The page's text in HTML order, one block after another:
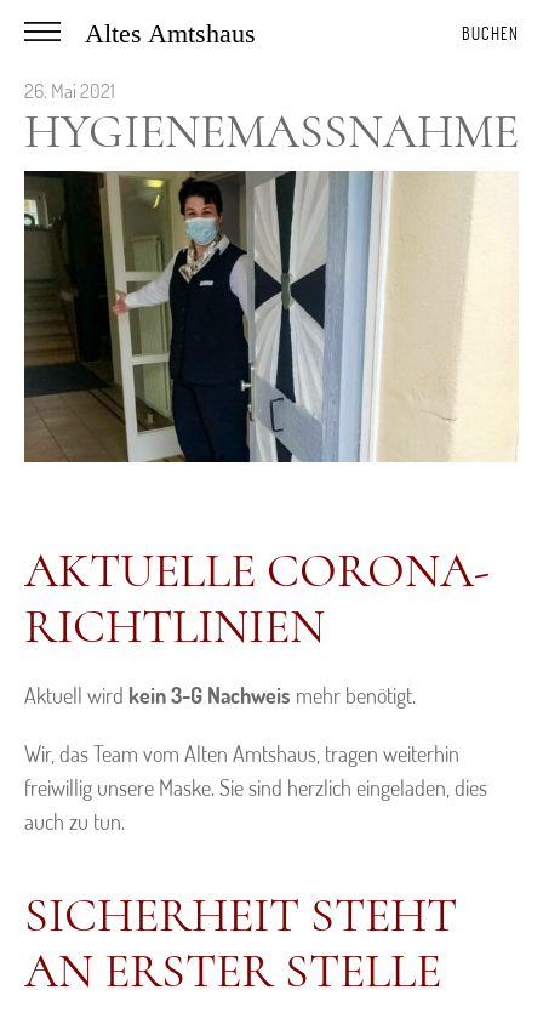
Altes Amtshaus BUCHEN
26. Mai 2021
HYGIENEMASSNAHMEN
AKTUELLE CORONA-
RICHTLINIEN
Aktuell wird kein 3-G Nachweis mehr benötigt.
Wir, das Team vom Alten Amtshaus, tragen weiterhin
freiwillig unsere Maske. Sie sind herzlich eingeladen, dies
auch zu tun.
SICHERHEIT STEHT
AN ERSTER STELLE